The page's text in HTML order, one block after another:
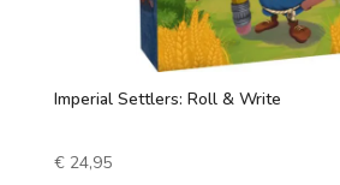
Imperial Settlers: Roll & Write
€24,95